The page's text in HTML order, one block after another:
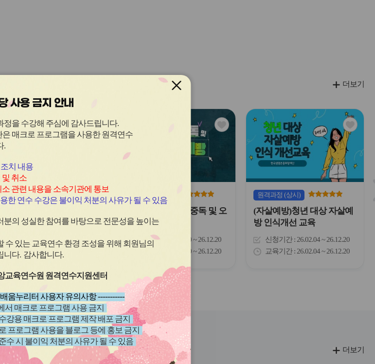
관
심
원격 과정 (상시)
직장 내 장애인 인식개선
신청기간
26.04.01 ~ 26.12.20
교육기간
26.04.01 ~ 26.12.20
관
심
원격 과정(상시)
(학교안전)마약류 중독 및 오
남용 예방
신청기간
26.03.10 ~ 26.12.20
26.03.10 ~ 26.12.20
관
심
아
이
콘
원격과정 (상시)
(자살예방)청년 대상 자살예
방 인식개선 교육
신청기간 26.02.04 ~ 26.12.20
교육기간 26.02.04 ~ 26.12.20
더보기
더보기
사용 금지 안내
정을 수강해 주심에 감사드립니다.
매크로 프로그램을 사용한원격연수
.
치 내용
및 취소
관련 내용을 소속기관에 통보
한 연수 수강은 불이익 처분의 사유가 될 수 있음
분의 성실한 참여를 바탕으로 전문성을 높이는
수 있는 교육연수 환경 조성을 위해 회원님의
니다. 감사합니다.
교육연수원 원격연수지원센터
움누리터 사용자 유의사항 -----------
매크로 프로그램 사용 금지
강용 매크로 프로그램 제작 배포 금지
프로그램 사용을 블로그 등에 홍보 금지
수 시 불이익 처분의 사유가 될 수 있음